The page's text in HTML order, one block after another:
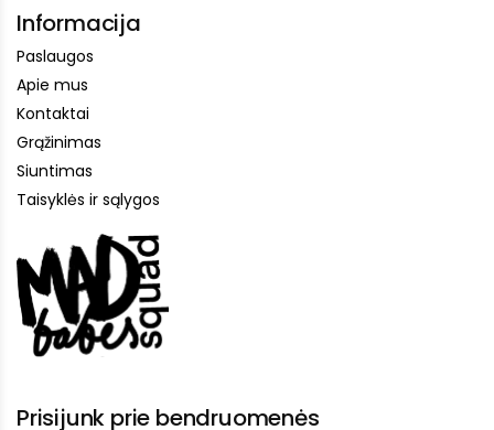
Informacija
Paslaugos
Apie mus
Kontaktai
Grąžinimas
Siuntimas
Taisyklės ir sąlygos
Prisijunk prie bendruomenės